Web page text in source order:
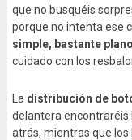
que no busquéis
porque no intenta ese
simple, bastante
cuidado con los
La distribución de
delantera encontraréis
atrás, mientras que los